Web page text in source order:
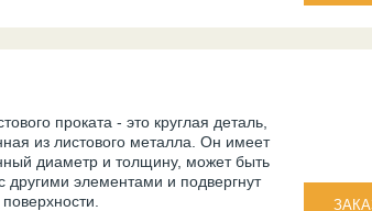
проката - это круглая деталь,
из листового металла. Он имеет
диаметр и толщину, может быть
другими элементами и подвергнут